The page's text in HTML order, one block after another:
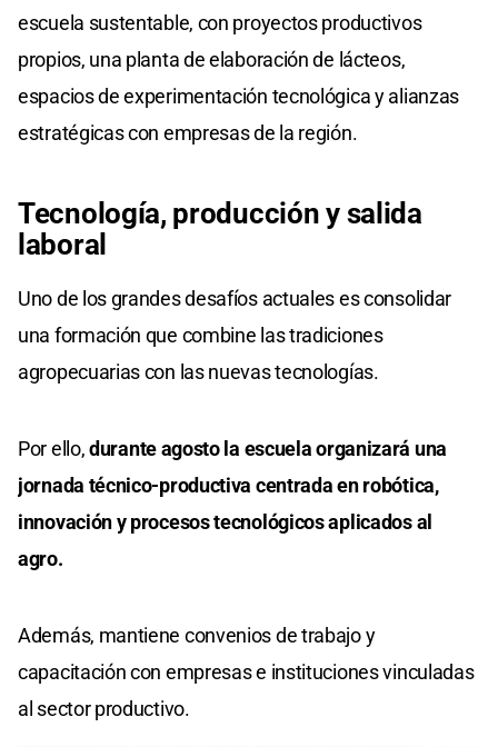
escuela sustentable, con proyectos productivos
propios, una planta de elaboración de lácteos,
espacios de experimentación tecnológica y alianzas
estratégicas con empresas de la región.
Tecnología, producción y salida
laboral
Uno de los grandes desafíos actuales es consolidar
una formación que combine las tradiciones
agropecuarias con las nuevas tecnologías.
Por ello,durante agosto la escuela organizará una
jornada técnico-productiva centrada en robótica,
innovación y procesos tecnológicos aplicados al
agro.
Además, mantiene convenios de trabajo y
capacitación con empresas e instituciones vinculadas
al sector productivo.